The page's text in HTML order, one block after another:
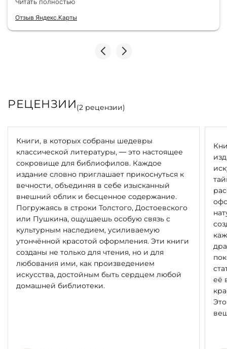
всегда всё безупречно — от общения с
консультантами до качества самих книг.
Однозначно рекомендую
Отзыв Яндекс.Карты
РЕЦЕНЗИИ(2 рецензии)
Книги, в которых собраны шедевры
классической литературы, — это настоящее
сокровище для библиофилов. Каждое
издание словно приглашает прикоснуться к
вечности, объединяя в себе изысканный
внешний облик и бесценное содержание.
Погружаясь в строки Толстого, Достоевского
или Пушкина, ощущаешь особую связь с
культурным наследием, усиливаемую
утончённой красотой оформления. Эти книги
созданы не только для чтения, но и для
любования ими, как произведением
искусства, достойным быть сердцем любой
домашней библиотеки.
её